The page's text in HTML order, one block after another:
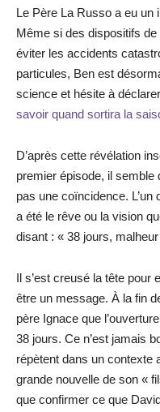
Le Père La Russo a eu un
Même si des dispositifs
éviter les accidents
particules, Ben est
science et hésite à
savoir quand sortira la
D’après cette révélation
premier épisode, il semble
pas une coïncidence.
a été le rêve ou la vision
disant : « 38 jours,
Il s’est creusé la tête pour
être un message. À la fin
père Ignace que
38 jours. Ce n’est jamais
répètent dans un contexte
grande nouvelle de son «
que confirmer ce que